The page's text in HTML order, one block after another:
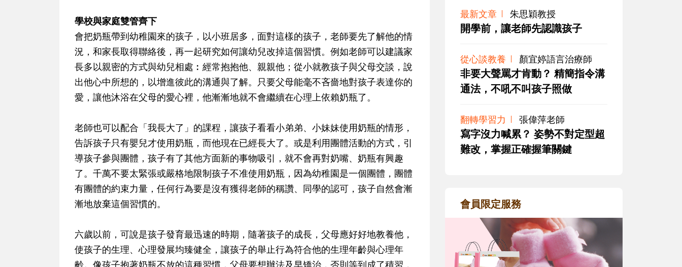
學校與家庭雙管齊下
會把奶瓶帶到幼稚園來的孩子，以小班居多，面對這樣的孩子，老師要先了解他的情
況，和家長取得聯絡後，再一起研究如何讓幼兒改掉這個習慣。例如老師可以建議家
長多以親密的方式與幼兒相處︰經常抱抱他、親親他；從小就教孩子與父母交談，說
出他心中所想的，以增進彼此的溝通與了解。只要父母能毫不吝嗇地對孩子表達你的
愛，讓他沐浴在父母的愛心裡，他漸漸地就不會繼續在心理上依賴奶瓶了。
老師也可以配合「我長大了」的課程，讓孩子看看小弟弟、小妹妹使用奶瓶的情形，
告訴孩子只有嬰兒才使用奶瓶，而他現在已經長大了。或是利用團體活動的方式，引
導孩子參與團體，孩子有了其他方面新的事物吸引，就不會再對奶嘴、奶瓶有興趣
了。千萬不要太緊張或嚴格地限制孩子不准使用奶瓶，因為幼稚園是一個團體，團體
有團體的約束力量，任何行為要是沒有獲得老師的稱讚、同學的認可，孩子自然會漸
漸地放棄這個習慣的。
六歲以前，可說是孩子發育最迅速的時期，隨著孩子的成長，父母應好好地教養他，
使孩子的生理、心理發展均臻健全，讓孩子的舉止行為符合他的生理年齡與心理年
齡。像孩子抱著奶瓶不放的這種習慣，父母要想辦法及早矯治，否則等到成了積習，
最新文章 朱思穎教授
開學前，讓老師先認識孩子
從心談教養 顏宜婷語言治療師
非要大聲罵才肯動？ 精簡指令溝
通法，不吼不叫孩子照做
翻轉學習力 張偉萍老師
寫字沒力喊累？ 姿勢不對定型超
難改，掌握正確握筆關鍵
會員限定服務